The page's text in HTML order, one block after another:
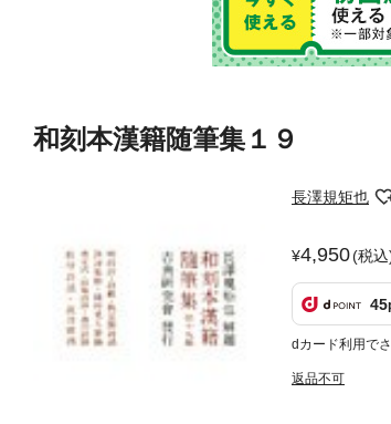
和刻本漢籍随筆集１９
長澤規矩也
4,950(税込
45
dカード利用で
返品不可